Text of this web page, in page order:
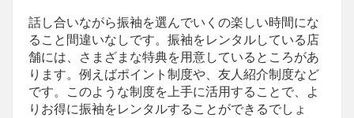
話し合いながら振袖を選んでいくの楽しい時間にな
ること間違いなしです。振袖をレンタルしている店
舗には、さまざまな特典を用意しているところがあ
ります。例えばポイント制度や、友人紹介制度など
です。このような制度を上手に活用することで、よ
りお得に振袖をレンタルすることができるでしょ